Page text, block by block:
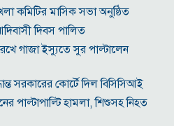
কমিটির মাসিক সভা অনুষ্ঠিত
দিবস পালিত
গাজা ইস্যুতে সুর পাল্টালেন
সরকারের কোর্টে দিল বিসিসিআই
পাল্টাপাল্টি হামলা, শিশুসহ নিহত